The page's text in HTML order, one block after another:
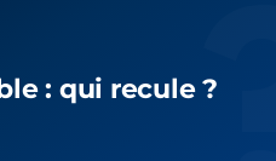
: qui recule ?